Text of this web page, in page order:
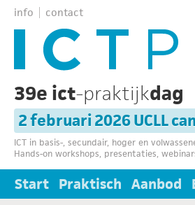
info contact
39e ict-praktijkdag
2 februari 2026 UCLL
ICT in basis-, secundair, hoger en
Hands-on workshops, presentaties,
Start Praktisch Aanbod